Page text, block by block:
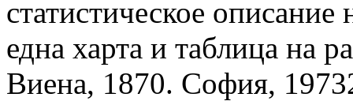
статистическое
една харта и таблица на
Виена, 1870. София,